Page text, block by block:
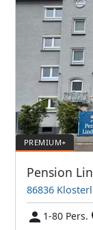
86836
1-80 Pers.